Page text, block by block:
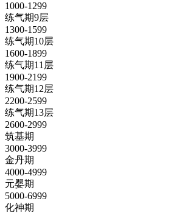
1000-1299
练气期9层
1300-1599
练气期10层
1600-1899
练气期11层
1900-2199
练气期12层
2200-2599
练气期13层
2600-2999
筑基期
3000-3999
金丹期
4000-4999
元婴期
5000-6999
化神期